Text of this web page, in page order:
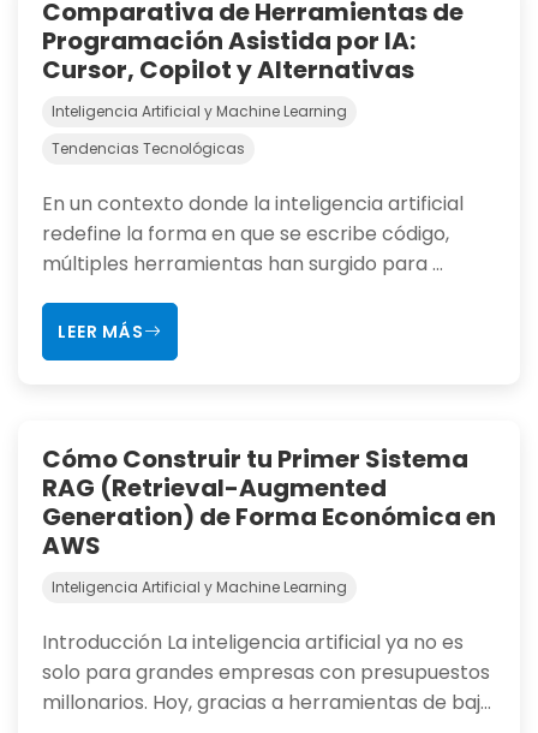
Comparativa de Herramientas de
Programación Asistida por IA:
Cursor, Copilot y Alternativas
Inteligencia Artificial y Machine Learning
Tendencias Tecnológicas
En un contexto donde la inteligencia artificial
redefine la forma en que se escribe código,
múltiples herramientas han surgido para ...
LEER MÁS
Cómo Construir tu Primer Sistema
RAG (Retrieval-Augmented
Generation) de Forma Económica en
AWS
Inteligencia Artificial y Machine Learning
Introducción La inteligencia artificial ya no es
solo para grandes empresas con presupuestos
millonarios. Hoy, gracias a herramientas de baj...